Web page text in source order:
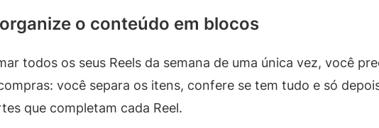
o conteúdo em blocos
todos os seus Reels da semana de uma única vez, você
você separa os itens, confere se tem tudo e só
que completam cada Reel.